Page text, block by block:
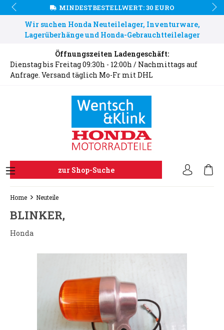
MINDESTBESTELLWERT: 30 EURO
Wir suchen Honda Neuteilelager, Inventurware,
Lagerüberhänge und Honda-Gebrauchtteilelager
Öffnungszeiten Ladengeschäft:
Dienstag bis Freitag 09:30h - 12:00h / Nachmittags auf
Anfrage. Versand täglich Mo-Fr mit DHL
zur Shop-Suche
Home Neuteile
BLINKER,
Honda